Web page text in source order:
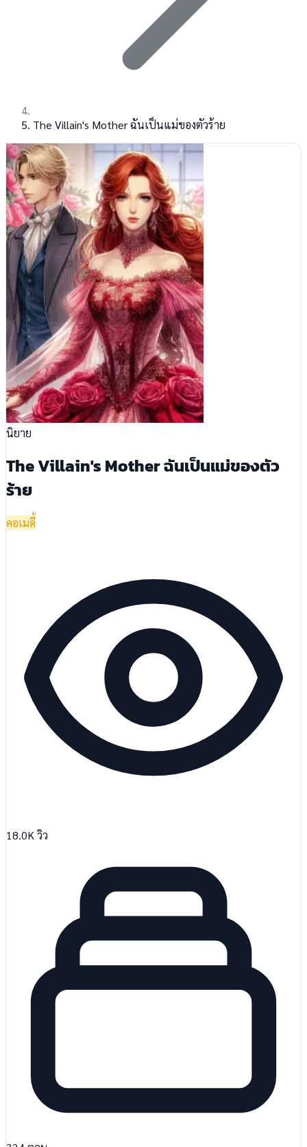
The Villain's Mother ฉันเป็นแม่ของตัวร้าย
นิยาย
The Villain's Mother ฉันเป็นแม่ของตัว
ร้าย
คอเมดี้
18.0K วิว